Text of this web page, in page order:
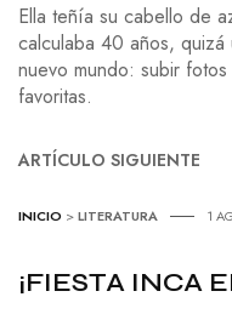
Ella teñía su cabello de
calculaba 40 años,
nuevo mundo: subir
favoritas.
ARTÍCULO SIGUIENTE
INICIO >LITERATURA 1
¡FIESTA INCA